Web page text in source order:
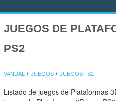
JUEGOS DE
PS2
VANDAL JUEGOS JUEGOS PS2
Listado de juegos de Plataformas